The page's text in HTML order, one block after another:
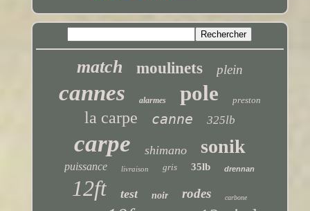
match moulinets plein
cannes alarmes pole preston
la carpe canne 325lb
carpe shimano sonik
puissance livraison gris 35lb drennan
12ft test noir rodes carbone